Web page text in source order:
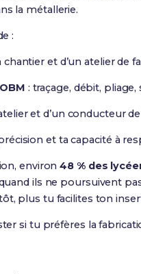
la métallerie.
:
et d’un atelier de
: traçage, débit,
et d’un conducteur
et ta capacité à
environ48 % des
ils ne poursuivent pas
plus tu facilites ton
si tu préfères la